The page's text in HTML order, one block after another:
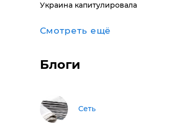
Украина капитулировала
Смотреть ещё
Блоги
Сеть